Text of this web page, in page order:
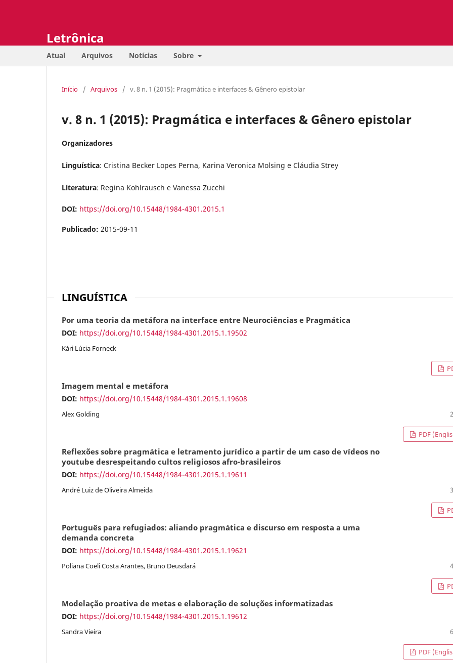
Letrônica
Atual Arquivos Notícias Sobre
Início / Arquivos / v. 8 n. 1 (2015): Pragmática e interfaces & Gênero epistolar
v. 8 n. 1 (2015): Pragmática e interfaces & Gênero epistolar
Organizadores
Linguística: Cristina Becker Lopes Perna, Karina Veronica Molsing e Cláudia Strey
Literatura: Regina Kohlrausch e Vanessa Zucchi
DOI: https://doi.org/10.15448/1984-4301.2015.1
Publicado: 2015-09-11
LINGUÍSTICA
Por uma teoria da metáfora na interface entre Neurociências e Pragmática
DOI: https://doi.org/10.15448/1984-4301.2015.1.19502
Kári Lúcia Forneck
Imagem mental e metáfora
DOI: https://doi.org/10.15448/1984-4301.2015.1.19608
Alex Golding
PDF
Reflexões sobre pragmática e letramento jurídico a partir de um caso de vídeos no
youtube desrespeitando cultos religiosos afro-brasileiros
DOI: https://doi.org/10.15448/1984-4301.2015.1.19611
André Luiz de Oliveira Almeida
Português para refugiados: aliando pragmática e discurso em resposta a uma
demanda concreta
DOI: https://doi.org/10.15448/1984-4301.2015.1.19621
Poliana Coeli Costa Arantes, Bruno Deusdará
Modelação proativa de metas e elaboração de soluções informatizadas
DOI: https://doi.org/10.15448/1984-4301.2015.1.19612
Sandra Vieira
PDF